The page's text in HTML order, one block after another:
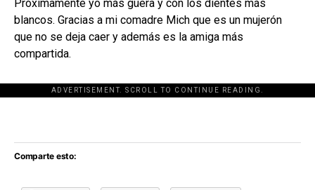
Próximamente yo más güera y con los dientes más
blancos. Gracias a mi comadre Mich que es un mujerón
que no se deja caer y además es la amiga más
compartida.
ADVERTISEMENT. SCROLL TO CONTINUE READING.
[adsforwp id="243463"]
Comparte esto: